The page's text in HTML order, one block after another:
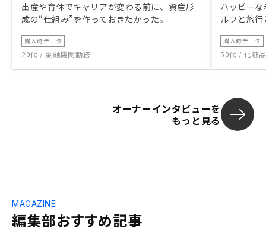
出産や育休でキャリアが変わる前に、資産形
成の“仕組み”を作っておきたかった。
購入時データ
20代 / 金融機関勤務
ハッピー
ルフと旅
購入時データ
50代 / 化粧
オーナーインタビューを
もっと見る
編集部おすすめ記事
MAGAZINE